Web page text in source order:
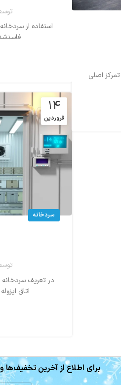
اصلی
استفاده از
۱۴
فروردین
سردخانه
اتاق
برای اطلاع از آخرین تخفیف‌ها